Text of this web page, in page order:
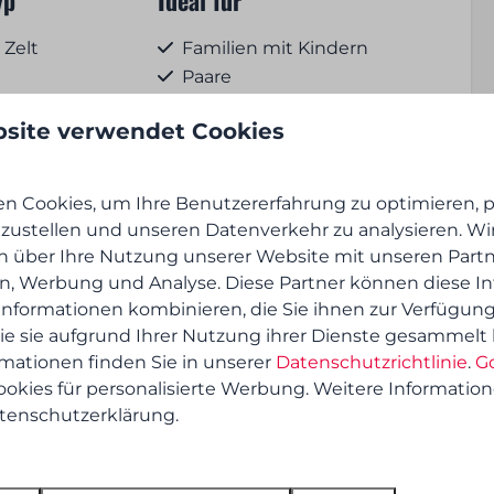
Zelt
Familien mit Kindern
Paare
Gruppen
Haustierfreundlich
dem Stellplatz
erlaubt
Frühstücks- und
Mittagessensservice
Brot und Gebäck
vorbestellbar
Unterhaltung
Wi-Fi
↓
verwendet Cookies
Cookies, um Ihre Benutzererfahrung zu optimieren,
und unseren Datenverkehr zu analysieren.
über Ihre Nutzung unserer Website mit unseren
Werbung und Analyse. Diese Partner können diese
kombinieren, die Sie ihnen zur
sie aufgrund Ihrer Nutzung ihrer Dienste gesammelt
finden Sie in unserer Datenschutzrichtlinie.
für personalisierte Werbung. Weitere